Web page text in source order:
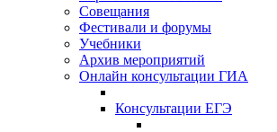
Совещания
Фестивали и форумы
Учебники
Архив мероприятий
Онлайн консультации ГИА
Консультации ЕГЭ